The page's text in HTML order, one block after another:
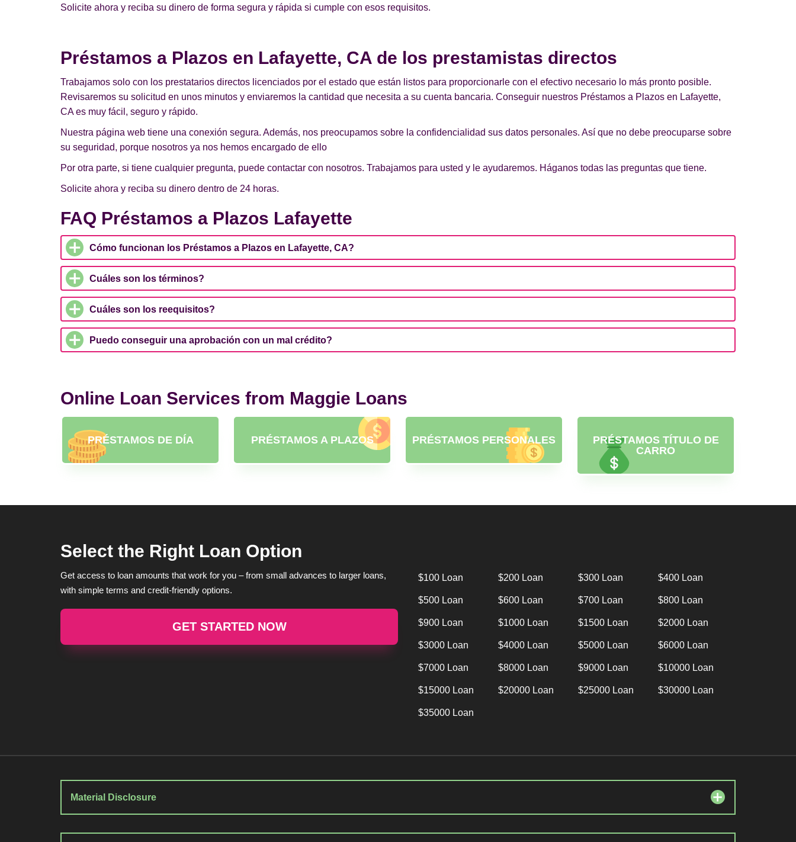
Solicite ahora y reciba su dinero de forma segura y rápida si cumple con esos requisitos.
Préstamos a Plazos en Lafayette, CA de los prestamistas directos
Trabajamos solo con los prestatarios directos licenciados por el estado que están listos para proporcionarle con el efectivo necesario lo más pronto posible.
Revisaremos su solicitud en unos minutos y enviaremos la cantidad que necesita a su cuenta bancaria. Conseguir nuestros Préstamos a Plazos en Lafayette,
CA es muy fácil, seguro y rápido.
Nuestra página web tiene una conexión segura. Además, nos preocupamos sobre la confidencialidad sus datos personales. Así que no debe preocuparse sobre
su seguridad, porque nosotros ya nos hemos encargado de ello
Por otra parte, si tiene cualquier pregunta, puede contactar con nosotros. Trabajamos para usted y le ayudaremos. Háganos todas las preguntas que tiene.
Solicite ahora y reciba su dinero dentro de 24 horas.
FAQ Préstamos a Plazos Lafayette
Cómo funcionan los Préstamos a Plazos en Lafayette, CA?
Cuáles son los términos?
Cuáles son los reequisitos?
Puedo conseguir una aprobación con un mal crédito?
Online Loan Services from Maggie Loans
PRÉSTAMOS DE DÍA PRÉSTAMOS A PLAZOS PRÉSTAMOS PERSONALES
PRÉSTAMOS TÍTULO DE
CARRO
Select the Right Loan Option
Get access to loan amounts that work for you – from small advances to larger loans,
with simple terms and credit-friendly options.
GET STARTED NOW
$100 Loan $200 Loan $300 Loan $400 Loan
$500 Loan $600 Loan $700 Loan $800 Loan
$900 Loan $1000 Loan $1500 Loan $2000 Loan
$3000 Loan $4000 Loan $5000 Loan $6000 Loan
$7000 Loan $8000 Loan $9000 Loan $10000 Loan
$15000 Loan $20000 Loan $25000 Loan $30000 Loan
$35000 Loan
Material Disclosure